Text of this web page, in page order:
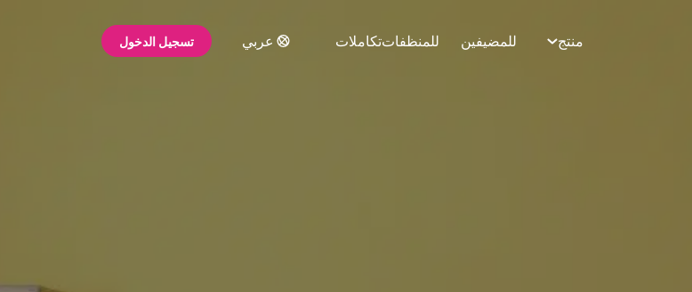
منتج للمضيفين للمنظفاتتكاملات عربي تسجيل الدخول